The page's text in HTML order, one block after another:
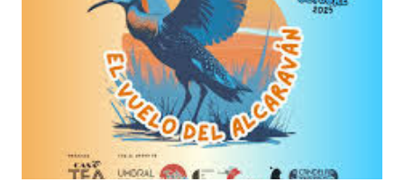
debo decirte que tu decisión de preferir al Zorro sobre el
Santo me ha llenado de estupor. No necesitabas explicarla
de una manera tan aterradora. Lo de menos es tu voto
anunciado, del que eres libre y soberano. Se trata de una
decisión que, por supuesto, no comparto pero que
respeto. Así es como suele decirse, con educación? Pero, lo
que me ll...